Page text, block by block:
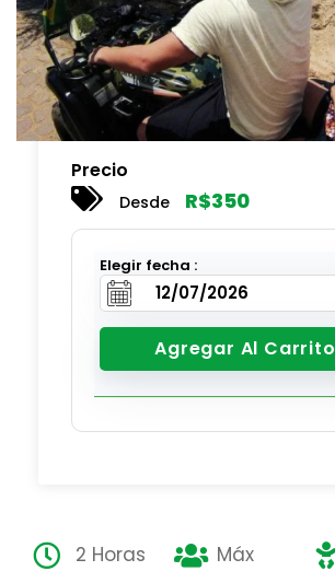
Precio
Desde R$350
Elegir fecha :
Agregar Al Carrito
2 Horas
Máx